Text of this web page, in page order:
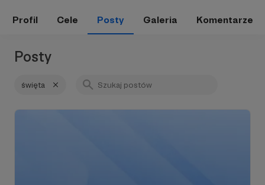
Profil Cele Posty Galeria Komentarze
Posty
święta